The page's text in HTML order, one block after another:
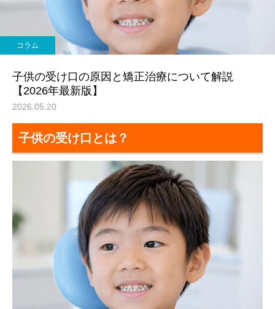
コラム
子供の受け口の原因と矯正治療について解説
【2026年最新版】
2026.05.20
子供の受け口とは？